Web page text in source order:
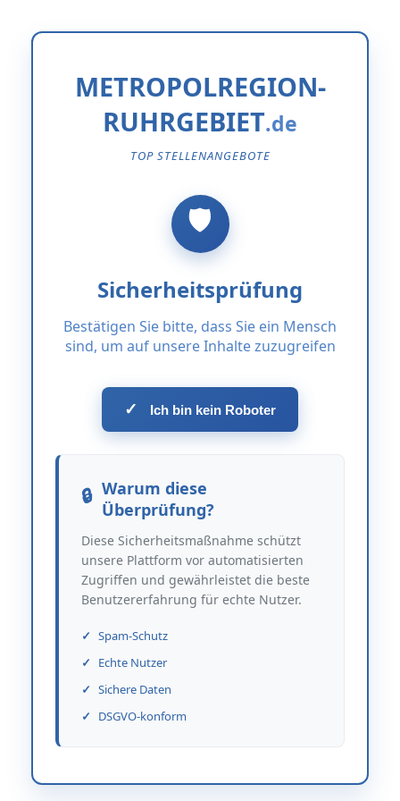
METROPOLREGION-
RUHRGEBIET
TOP STELLENANGEBOTE
Sicherheitsprüfung
Bestätigen Sie bitte, dass Sie ein Mensch
sind, um auf unsere Inhalte zuzugreifen
✓ Ich bin kein Roboter
Warum diese
Überprüfung?
Diese Sicherheitsmaßnahme schützt
unsere Plattform vor automatisierten
Zugriffen und gewährleistet die beste
Benutzererfahrung für echte Nutzer.
Spam-Schutz
Echte Nutzer
Sichere Daten
DSGVO-konform